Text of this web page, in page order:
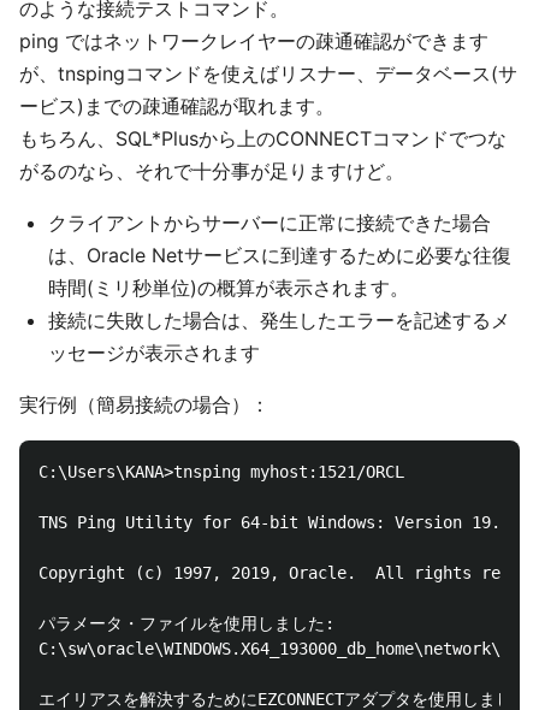
のような接続テストコマンド。
ping ではネットワークレイヤーの疎通確認ができます
が、tnspingコマンドを使えばリスナー、データベース(サ
ービス)までの疎通確認が取れます。
もちろん、SQL*Plusから上のCONNECTコマンドでつな
がるのなら、それで十分事が足りますけど。
クライアントからサーバーに正常に接続できた場合
は、Oracle Netサービスに到達するために必要な往復
時間(ミリ秒単位)の概算が表示されます。
接続に失敗した場合は、発生したエラーを記述するメ
ッセージが表示されます
実行例（簡易接続の場合）：
C:\Users\KANA>tnsping myhost:1521/ORCL
TNS Ping Utility for 64-bit Windows: Version
Copyright (c) 1997, 2019, Oracle.  All rights
パラメータ・ファイルを使用しました:
エイリアスを解決するためにEZCONNECTアダプタを使用しました